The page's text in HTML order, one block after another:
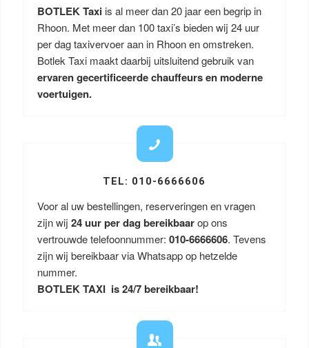
BOTLEK Taxi is al meer dan 20 jaar een begrip in
Rhoon. Met meer dan 100 taxi’s bieden wij 24 uur
per dag taxivervoer aan in Rhoon en omstreken.
Botlek Taxi maakt daarbij uitsluitend gebruik van
ervaren gecertificeerde chauffeurs en moderne
voertuigen.
TEL: 010-6666606
Voor al uw bestellingen, reserveringen en vragen
zijn wij 24 uur per dag bereikbaarop ons
vertrouwde telefoonnummer: 010-6666606. Tevens
zijn wij bereikbaar via Whatsapp op hetzelde
nummer.
BOTLEK TAXI is 24/7 bereikbaar!